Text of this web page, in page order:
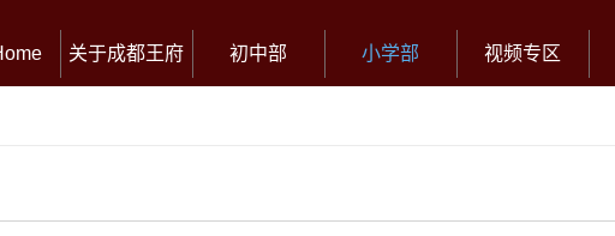
关于成都王府 初中部 小学部 视频专区